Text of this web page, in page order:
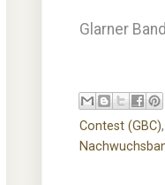
Glarner
Contest (GBC),